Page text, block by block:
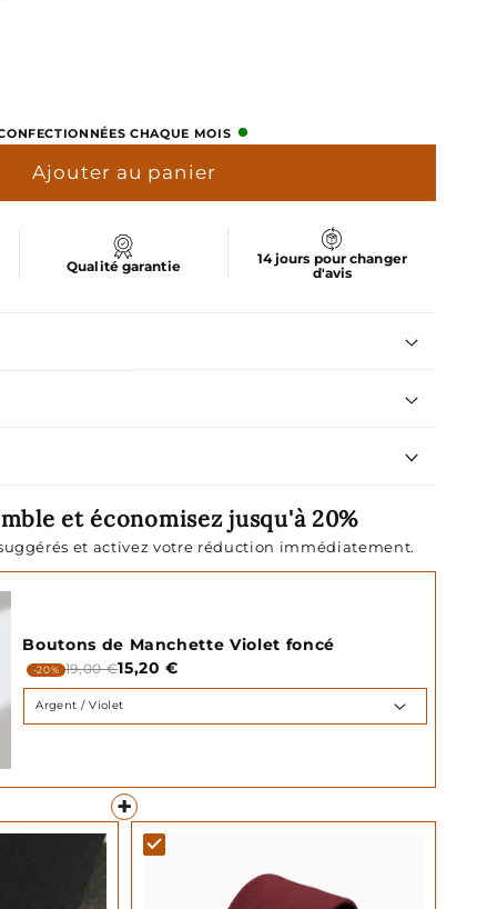
CHAQUE MOIS
Ajouter au panier
Qualité garantie
14 jours pour changer
d'avis
et économisez jusqu'à 20%
et activez votre réduction immédiatement.
Boutons de Manchette Violet foncé
-20% 19,00 €15,20 €
+